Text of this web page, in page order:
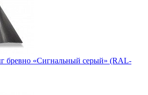
бревно «Сигнальный серый» (RAL-